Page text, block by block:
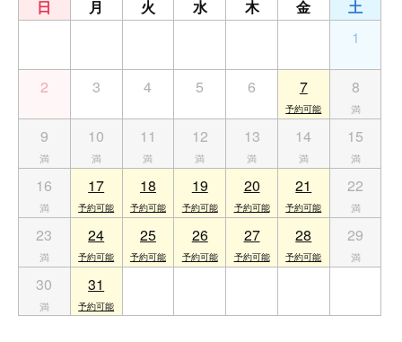
日 月 火 水 木 金
土
1
2 3 4 5 6 7 8
9 10 11 12 13 14 15
16 17 18 19 20 21 22
23 24 25 26 27 28 29
30 31